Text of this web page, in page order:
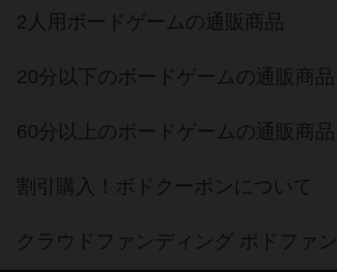
2人用ボードゲームの通販商品
20分以下のボードゲームの通販商品
60分以上のボードゲームの通販商品
割引購入！ボドクーポンについて
クラウドファンディング ボドファン